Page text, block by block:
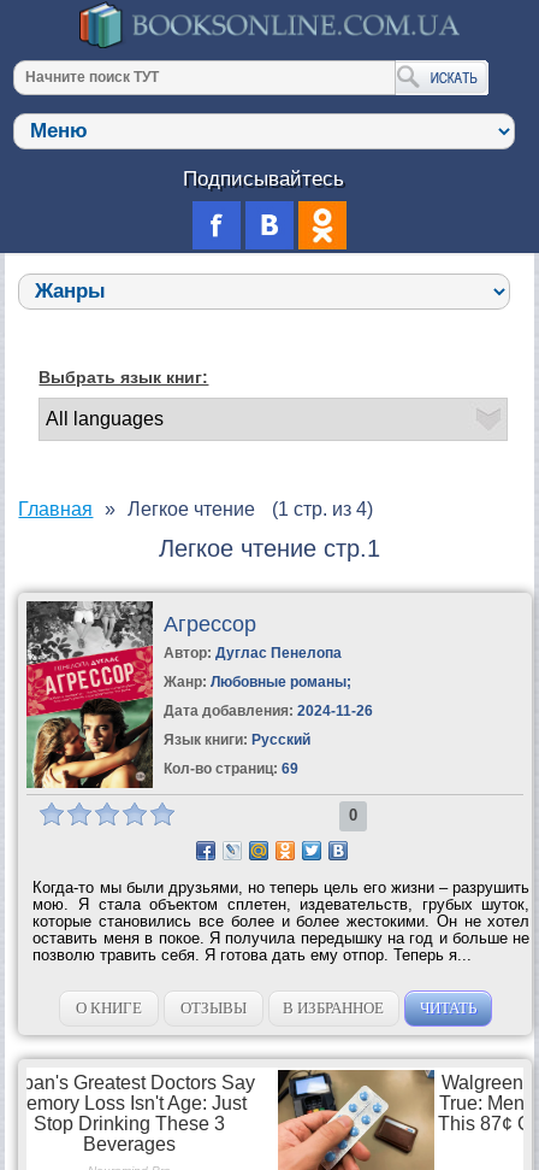
Подписывайтесь
Выбрать язык книг:
Главная Легкое чтение (1 стр. из 4)
Легкое чтение стр.1
Агрессор
Автор: Дуглас Пенелопа
Жанр: Любовные романы;
Дата добавления: 2024-11-26
Язык книги: Русский
Кол-во страниц: 69
0
Когда-то мы были друзьями, но теперь цель его жизни – разрушить
мою. Я стала объектом сплетен, издевательств, грубых шуток,
которые становились все более и более жестокими. Он не хотел
оставить меня в покое. Я получила передышку на год и больше не
позволю травить себя. Я готова дать ему отпор. Теперь я...
О КНИГЕ ОТЗЫВЫ В ИЗБРАННОЕ ЧИТАТЬ